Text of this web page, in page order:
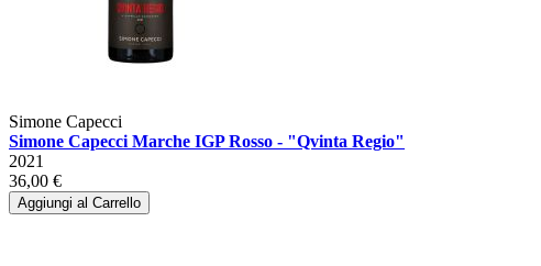
Simone Capecci
Simone Capecci Marche IGP Rosso - "Qvinta Regio"
2021
36,00 €
Aggiungi al Carrello